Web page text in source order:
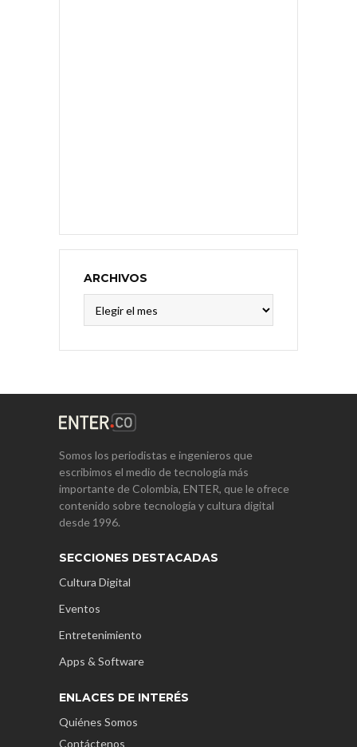
ARCHIVOS
Somos los periodistas e ingenieros que
escribimos el medio de tecnología más
importante de Colombia, ENTER, que le ofrece
contenido sobre tecnología y cultura digital
desde 1996.
SECCIONES DESTACADAS
Cultura Digital
Eventos
Entretenimiento
Apps & Software
ENLACES DE INTERÉS
Quiénes Somos
Contáctenos